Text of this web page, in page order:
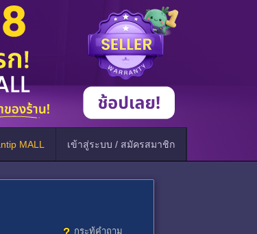
MALL เข้าสู่ระบบ / สมัครสมาชิก
กระทู้คำถาม